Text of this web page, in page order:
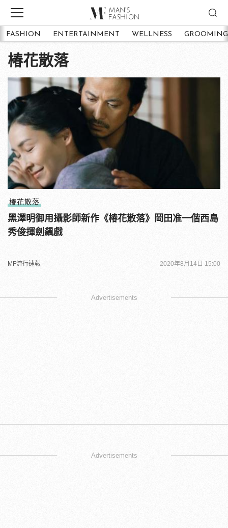
FASHION ENTERTAINMENT WELLNESS GROOMING
椿花散落
椿花散落
黑澤明御用攝影師新作《椿花散落》岡田准一偕西島
秀俊揮劍飆戲
MF流行速報 2020年8月14日 15:00
Advertisements
Advertisements